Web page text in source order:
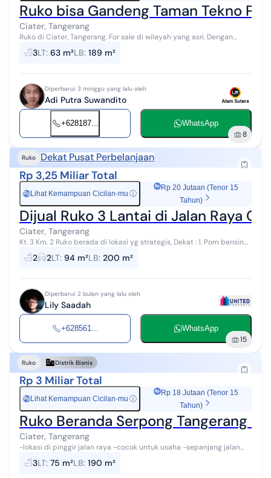
Ruko bisa Gandeng Taman Tekno
Ciater, Tangerang
Ruko di Ciater, Tangerang. For sale di wilayah yang asri. Dengan
spesifikasinya adalah sebagai berikut: - Kamar Mandi: 3 - Sertifikat:
HGB - H...
3LT: 63 m²LB: 189 m²
Diperbarui 3 minggu yang lalu oleh
Adi Putra Suwandito
+628187... WhatsApp
8
Ruko Dekat Pusat Perbelanjaan
Rp 3,25 Miliar Total
RpLihat Kemampuan Cicilan-mu ⓘ
Rp 20 Jutaan (Tenor 15
Tahun)
Dijual Ruko 3 Lantai di Jalan Raya
Ciater, Tangerang
Kt. 3 Km. 2 Ruko berada di lokasi yg strategis, Dekat : 1. Pom bensin
VIVO 2. Domino Pizza 3. Mc. Donald 4. Sekolah Erenos 5. Sari Asih
Ciputat hos...
2 2LT: 94 m²LB: 200 m²
Diperbarui 2 bulan yang lalu oleh
Lily Saadah
+628561... WhatsApp
15
Ruko Distrik Bisnis
Rp 3 Miliar Total
RpLihat Kemampuan Cicilan-mu ⓘ
Rp 18 Jutaan (Tenor 15
Tahun)
Ruko Beranda Serpong Tangerang
Ciater, Tangerang
-lokasi di pinggir jalan raya -cocok untuk usaha -sepanjang jalan
banyak toko , cafe , tempat makan dll -jalan akses ke kantor pemda
tangerang sela...
3LT: 75 m²LB: 190 m²